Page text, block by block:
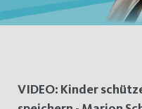
VIDEO: Kinder